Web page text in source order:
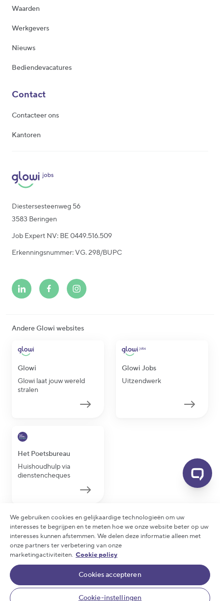
Diestersesteenweg 56
3583 Beringen
Job Expert NV: BE 0449.516.509
Erkenningsnummer: VG. 298/BUPC
Waarden
Werkgevers
Nieuws
Bediendevacatures
Contact
Contacteer ons
Kantoren
Andere Glowi websites
Glowi
Glowi laat jouw wereld
stralen
Glowi Jobs
Uitzendwerk
Het Poetsbureau
Huishoudhulp via
dienstencheques
2026 Glowi - Alle rechten voorbehouden
Privacy statement
| Cookie policy
| Meldpunt klokkenluiders |
We gebruiken cookies en gelijkaardige technologieën om uw
interesses te begrijpen en te meten hoe we onze website beter op uw
interesses kunnen afstemmen. We delen deze informatie alleen met
onze partners ter verbetering van onze
marketingactiviteiten. Cookie policy
Cookies accepteren
Cookie-instellingen